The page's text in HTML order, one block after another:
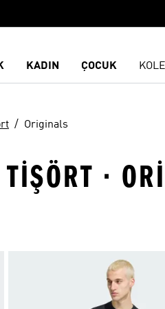
KADIN ÇOCUK
Originals
·